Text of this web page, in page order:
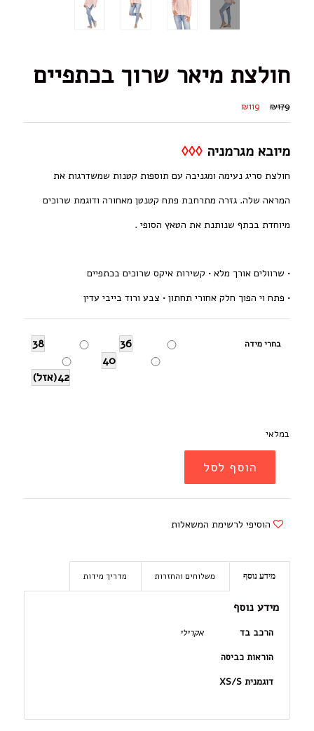
חולצת מיאר שרוך בכתפיים
₪179
₪119
מיובא מגרמניה ◊◊◊
חולצת סריג נעימה ומגניבה עם תוספות קטנות שמשדרגות את
המראה שלה. גזרה מתרחבת פתח קטנטן מאחורה ודוגמת שרוכים
מיוחדת בכתף שנותנת את הטאץ הסופי .
• שרוולים אורך מלא • קשירות איקס שרוכים בכתפיים
• פתח וי הפוך חלק אחורי תחתון • צבע ורוד בייבי עדין
בחרי מידה 36
38
40
42(אזל)
במלאי
הוסף לסל
הוסיפי לרשימת המשאלות
מידע נוסף משלוחים והחזרות מדריך מידות
מידע נוסף
הרכב בד
אקרילי
הוראות כביסה
דוגמנית XS/S